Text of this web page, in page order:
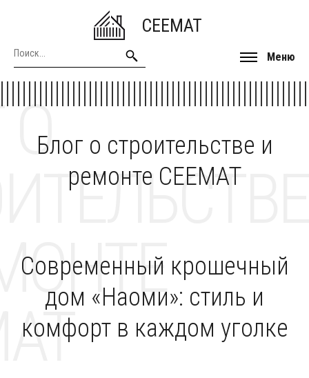
CEEMAT
Меню
Блог о строительстве и
ремонте CEEMAT
О
Современный крошечный
дом «Наоми»: стиль и
комфорт в каждом уголке